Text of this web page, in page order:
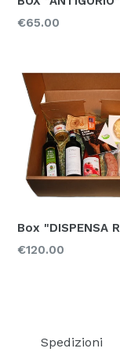
Prezzo
€65.00
Box "DISPENSA
Prezzo
€120.00
Spedizioni